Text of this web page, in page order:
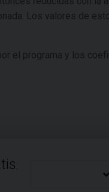
Los valores de
el programa y los